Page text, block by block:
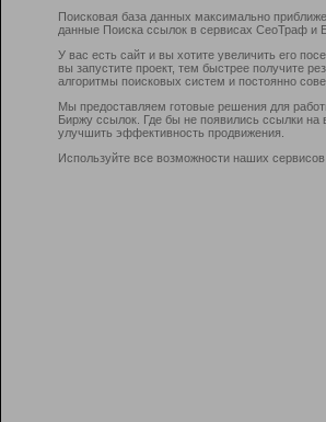
Поисковая база данных максимально
данные Поиска ссылок в сервисах СеоТраф и
У вас есть сайт и вы хотите увеличить его
вы запустите проект, тем быстрее получите
алгоритмы поисковых систем и постоянно
Мы предоставляем готовые решения для
Биржу ссылок. Где бы не появились ссылки
улучшить эффективность продвижения.
Используйте все возможности наших